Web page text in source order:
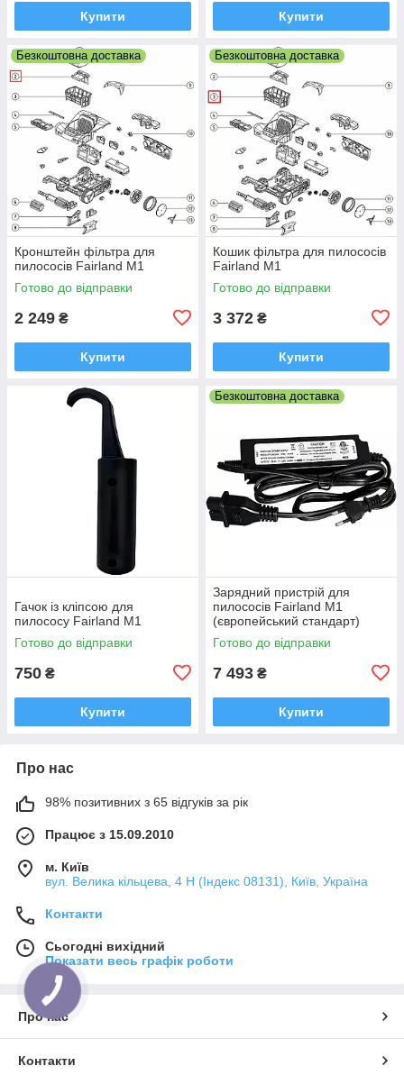
Купити Купити
Безкоштовна доставка
Кронштейн фільтра для
пилососів Fairland M1
Готово до відправки
2 249 ₴
Купити
Безкоштовна доставка
Кошик фільтра для пилососів
Fairland M1
Готово до відправки
3 372 ₴
Купити
Гачок із кліпсою для
пилососу Fairland M1
Готово до відправки
750 ₴
Купити
Безкоштовна доставка
Зарядний пристрій для
пилососів Fairland M1
(європейський стандарт)
Готово до відправки
7 493 ₴
Купити
Про нас
98% позитивних з 65 відгуків за рік
Працює з 15.09.2010
м. Київ
вул. Велика кільцева, 4 Н (Індекс 08131), Київ, Україна
Контакти
Сьогодні вихідний
Показати весь графік роботи
Про нас
Контакти
КНОПКА
ЗВ'ЯЗКУ